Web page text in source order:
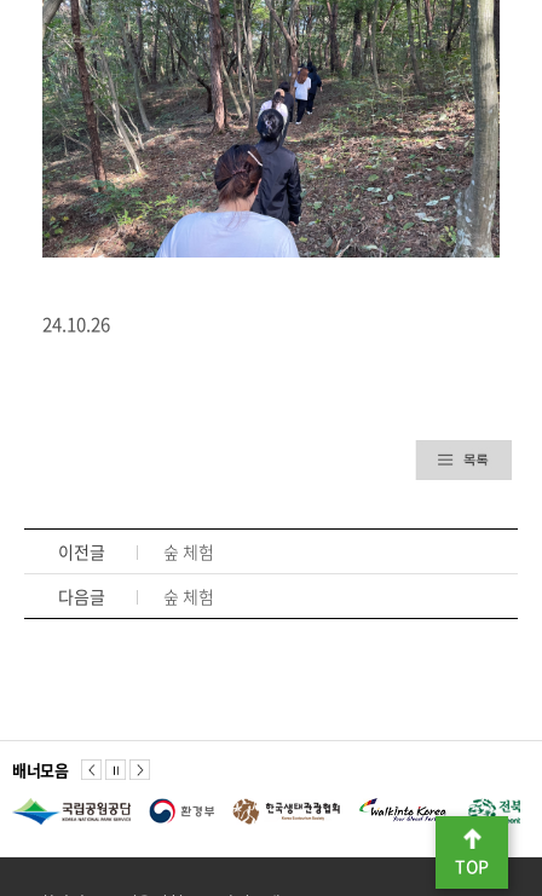
24.10.26
이전글
숲 체험
다음글
숲 체험
TOP
배너모음